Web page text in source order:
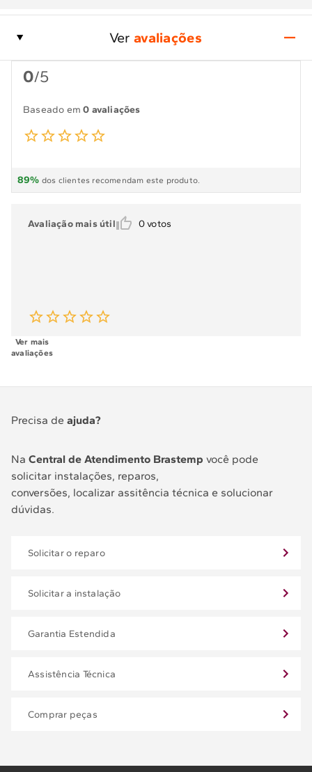
Veravaliações
0/5
Baseado em0 avaliações
89% dos clientes recomendam este produto.
Avaliação mais útil 0votos
Ver mais
avaliações
Precisa de ajuda?
Na Central de Atendimento Brastemp você pode
solicitar instalações, reparos,
conversões, localizar assitência técnica e solucionar
dúvidas.
Solicitar o reparo
Solicitar a instalação
Garantia Estendida
Assistência Técnica
Comprar peças